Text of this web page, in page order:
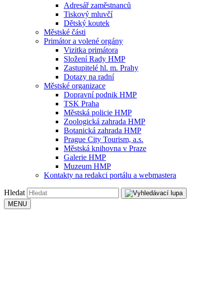
Adresář zaměstnanců
Tiskový mluvčí
Dětský koutek
Městské části
Primátor a volené orgány
Vizitka primátora
Složení Rady HMP
Zastupitelé hl. m. Prahy
Dotazy na radní
Městské organizace
Dopravní podnik HMP
TSK Praha
Městská policie HMP
Zoologická zahrada HMP
Botanická zahrada HMP
Prague City Tourism, a.s.
Městská knihovna v Praze
Galerie HMP
Muzeum HMP
Kontakty na redakci portálu a webmastera
Hledat
MENU